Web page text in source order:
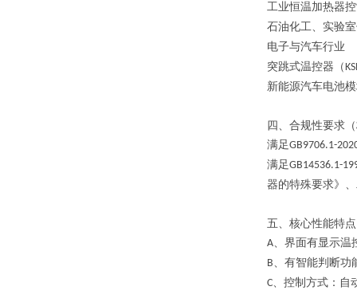
工业恒温加热器
石油化工、实验
电子与汽车行业
突跳式温控器（
新能源汽车电池
四、 合规性要求
满足GB9706.1-
满足GB14536.1-
器的特殊要求》、
五、 核心性能特点
A、 界面有显示温
B、有智能判断功
C、控制方式：自